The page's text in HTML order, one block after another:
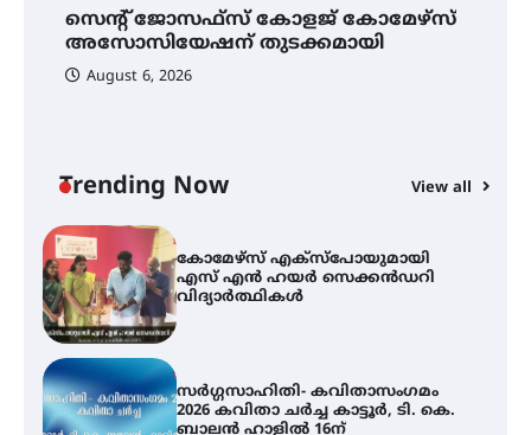
സെന്റ് ജോസഫ്സ് കോളജ് കോമേഴ്‌സ്
അസോസിയേഷന് തുടക്കമായി
August 6, 2026
Trending Now View all
മെഡിക്കൽ ക്യാമ്പ്
കോമേഴ്സ് എക്സ്പോയുമായി
എസ് എൻ ഹയർ സെക്കൻഡറി
വിദ്യാർത്ഥികൾ
സർഗ്ഗസാഹിതി- കവിതാസംഗമം
2026 കവിതാ ചർച്ച കാട്ടൂർ, ടി. കെ.
ബാലൻ ഹാളിൽ 16ന്